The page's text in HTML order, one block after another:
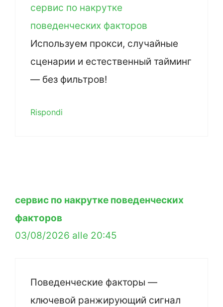
сервис по накрутке
поведенческих факторов
Используем прокси, случайные
сценарии и естественный тайминг
— без фильтров!
Rispondi
сервис по накрутке поведенческих
факторов
03/08/2026 alle 20:45
Поведенческие факторы —
ключевой ранжирующий сигнал